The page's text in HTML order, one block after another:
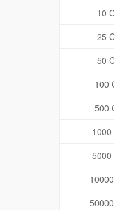
10
25
50
100
500
1000
5000